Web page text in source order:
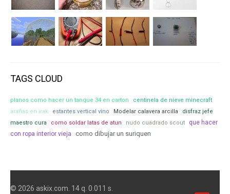
TAGS CLOUD
planos como hacer un tanque 34 en carton
centinela de nieve minecraft
arañas en irak
estantes vertical vino Modelar calavera arcilla
disfraz jefe
maestro cura
como soldar latas de atun nudo cuadrado scout
que hacer
con ropa interior vieja
como dibujar un suriquen
© 2026 askix.com. 14 q. 0.011 s.